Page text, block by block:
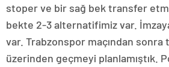
stoper ve bir sağ bek transfer
bekte 2-3 alternatifimiz var.
var. Trabzonspor maçından
üzerinden geçmeyi planlamıştık.